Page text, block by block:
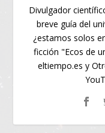
Divulgador
breve guía del
¿estamos solos
ficción "Ecos de
eltiempo.es y